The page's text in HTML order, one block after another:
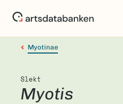
Myotinae
Slekt
Myotis